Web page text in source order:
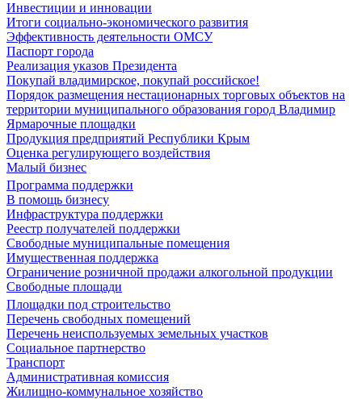
Инвестиции и инновации
Итоги социально-экономического развития
Эффективность деятельности ОМСУ
Паспорт города
Реализация указов Президента
Покупай владимирское, покупай российское!
Порядок размещения нестационарных торговых объектов на
территории муниципального образования город Владимир
Ярмарочные площадки
Продукция предприятий Республики Крым
Оценка регулирующего воздействия
Малый бизнес
Программа поддержки
В помощь бизнесу
Инфраструктура поддержки
Реестр получателей поддержки
Свободные муниципальные помещения
Имущественная поддержка
Ограничение розничной продажи алкогольной продукции
Свободные площади
Площадки под строительство
Перечень свободных помещений
Перечень неиспользуемых земельных участков
Социальное партнерство
Транспорт
Административная комиссия
Жилищно-коммунальное хозяйство